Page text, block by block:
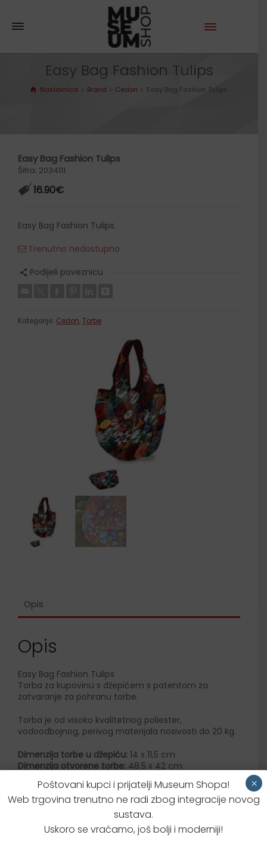
Easy Bag Fashion Tulips
Naslovnica Brand Cedon Easy Bag Fashion Tulips
Easy Bag Fashion Tulips
Šifra: 2034111
16.90€
Easy Bag Fashion Tulips
Trenutno nedostupno
Podijeli poveznicu
Kategorije: Cedon, Torbe
Opis
Opis
Easy Bag Fashion Tulips
Torba za kupovinu s džepićem s patentom za
zatvaranje za pohranu torbe.
Torba je od visoko kvalitetnog poliester,
vodoodbojnog, perivog materijala nosivosti do 20 kg.
Dimenzija torbe u džepiću: 14 x 11,5 cm
Dimenzija otvorene torbe: 48.5 x 42 cm
Dodatne informacije
Brzi upit za proizvodom
Poštovani kupci i prijatelji Museum Shopa!
Web trgovina trenutno ne radi zbog integracije novog
sustava.
Uskoro se vraćamo, još bolji i moderniji!
×